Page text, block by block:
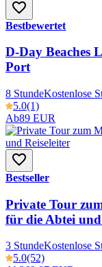
Bestbewertet
D-Day Beaches
Port
8 StundeKostenlose
5.0(1)
Ab89 EUR
Bestseller
Private Tour
für die Abtei und
3 StundeKostenlose
5.0(52)